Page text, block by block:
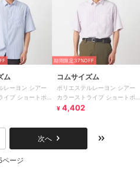
ム
レーヨン シアー
イプ ショートポ
半袖シャツ
期間限定37%OFF
コムサイズム
ポリエステルレーヨン シアー
カラーストライプ ショートポ
イントカラー 半袖シャツ
¥ 4,402
次へ
ページ